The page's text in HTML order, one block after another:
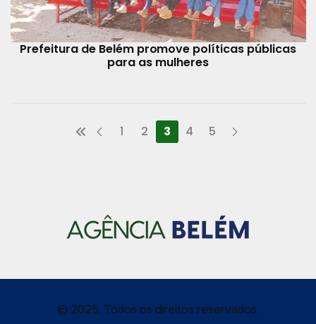
Prefeitura de Belém promove políticas públicas
para as mulheres
1 2 3 4 5
© 2025, Todos os direitos reservados.